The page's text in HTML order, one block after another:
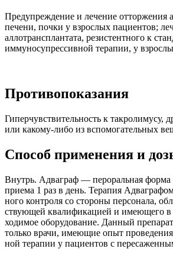
Пре­дупре­жде­ние и лече­ние отторже­ния
печени, почки у взрос­лых паци­ен­тов;
алло­трансплан­тата, рези­стент­ного к
имму­но­супрес­сив­ной терапии, у
Про­ти­вопо­ка­за­ния
Гипер­чув­стви­тель­ность к такро­лимусу,
или какому-​либо из вспомога­тель­ных
Спо­соб при­ме­не­ния и
Внутрь. Адваграф — перо­раль­ная форма
при­ема 1 раз в день. Терапия
ного кон­троля со сто­роны пер­со­нала,
ствующей ква­лифи­кацией и имеющего
хо­димое обо­ру­до­ва­ние. Дан­ный
только врачи, имеющие опыт
ной терапии у паци­ен­тов с